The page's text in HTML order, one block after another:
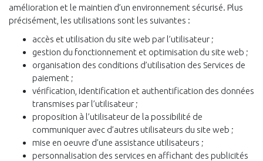
amélioration et le maintien d’un environnement sécurisé. Plus
précisément, les utilisations sont les suivantes :
accès et utilisation du site web par l’utilisateur ;
gestion du fonctionnement et optimisation du site web ;
organisation des conditions d’utilisation des Services de
paiement ;
vérification, identification et authentification des données
transmises par l’utilisateur ;
proposition à l’utilisateur de la possibilité de
communiquer avec d’autres utilisateurs du site web ;
mise en oeuvre d’une assistance utilisateurs ;
personnalisation des services en affichant des publicités